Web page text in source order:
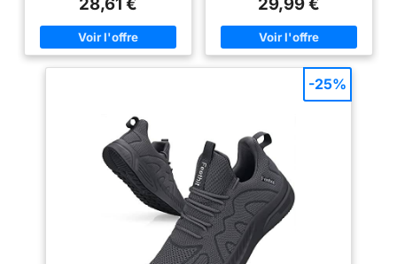
semelle intermédiaire : 10 mm
(talon 33 mm / avant-pied 23
mm). Semelle extérieure
Adiwear.
pendant l'exercice. 【 Intérieur
confortable 】 : l'intérieur des
chaussures homme est fabriqué
en textile et en coton respirant
absorption des chocs accrus,
offrant un confort même en
position debout et en marchant
【Antidérapant et antichoc】:
Ces chaussures de sport pour
hommes sont fabriquées en EVA
et en caoutchouc résistant.
L'EVA offre une absorption des
chocs, un amorti et un soutien
efficaces. La semelle extérieure
en caoutchouc est antidérapante
et résistante à l'usure. 【Glisser
sur & À lacets】: Les sneakers
-25%